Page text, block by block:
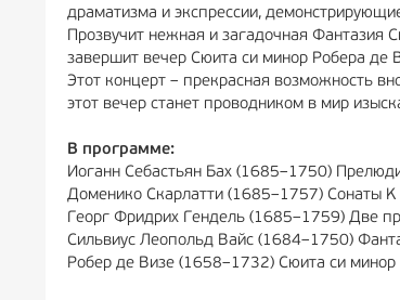
драматизма и экспрессии,
Прозвучит нежная и загадочная Фантазия
завершит вечер Сюита си минор Робера де
Этот концерт – прекрасная возможность
этот вечер станет проводником в мир
В программе:
Иоганн Себастьян Бах (1685–1750)
Доменико Скарлатти (1685–1757) Сонаты
Георг Фридрих Гендель (1685–1759) Две
Сильвиус Леопольд Вайс (1684–1750)
Робер де Визе (1658–1732) Сюита си минор